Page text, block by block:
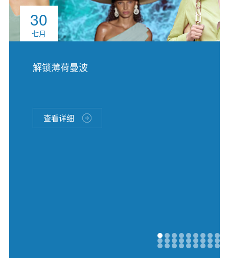
30
七月
解锁薄荷曼波
查看详细